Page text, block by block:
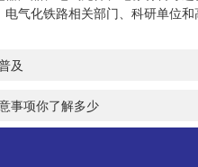
气化铁路相关部门、科研单位和
及
事项你了解多少